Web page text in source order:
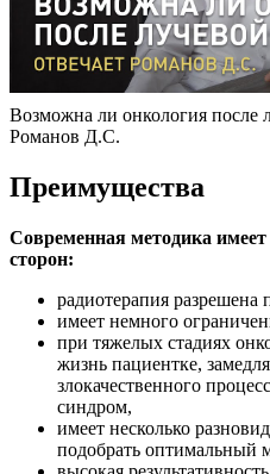
Возможна ли онкология после
Романов Д.С.
Преимущества
Современная методика
сторон:
радиотерапия
имеет немного
при тяжелых стадиях
жизнь пациентке,
злокачественного
синдром,
имеет несколько
подобрать оптимальный